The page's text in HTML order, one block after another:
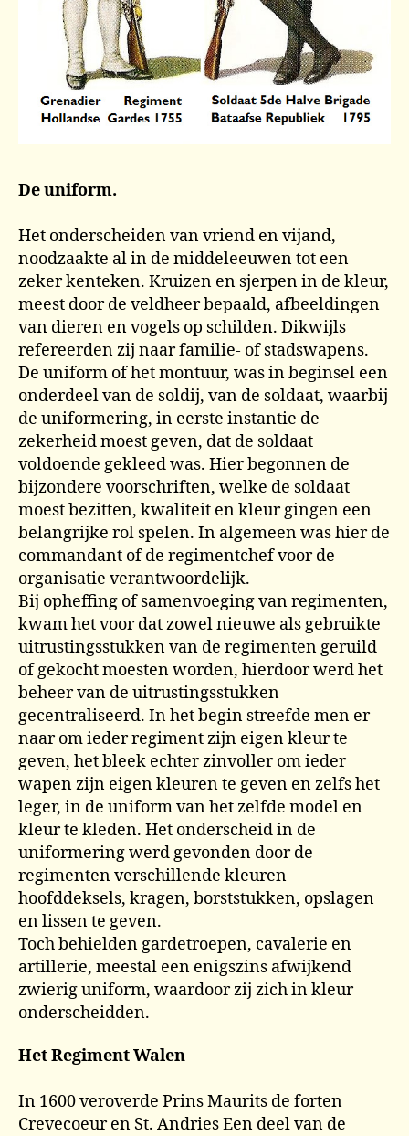
De uniform.
Het onderscheiden van vriend en vijand,
noodzaakte al in de middeleeuwen tot een
zeker kenteken. Kruizen en sjerpen in de kleur,
meest door de veldheer bepaald, afbeeldingen
van dieren en vogels op schilden. Dikwijls
refereerden zij naar familie- of stadswapens.
De uniform of het montuur, was in beginsel een
onderdeel van de soldij, van de soldaat, waarbij
de uniformering, in eerste instantie de
zekerheid moest geven, dat de soldaat
voldoende gekleed was. Hier begonnen de
bijzondere voorschriften, welke de soldaat
moest bezitten, kwaliteit en kleur gingen een
belangrijke rol spelen. In algemeen was hier de
commandant of de regimentchef voor de
organisatie verantwoordelijk.
Bij opheffing of samenvoeging van regimenten,
kwam het voor dat zowel nieuwe als gebruikte
uitrustingsstukken van de regimenten geruild
of gekocht moesten worden, hierdoor werd het
beheer van de uitrustingsstukken
gecentraliseerd. In het begin streefde men er
naar om ieder regiment zijn eigen kleur te
geven, het bleek echter zinvoller om ieder
wapen zijn eigen kleuren te geven en zelfs het
leger, in de uniform van het zelfde model en
kleur te kleden. Het onderscheid in de
uniformering werd gevonden door de
regimenten verschillende kleuren
hoofddeksels, kragen, borststukken, opslagen
en lissen te geven.
Toch behielden gardetroepen, cavalerie en
artillerie, meestal een enigszins afwijkend
zwierig uniform, waardoor zij zich in kleur
onderscheidden.
Het Regiment Walen
In 1600 veroverde Prins Maurits de forten
Crevecoeur en St. Andries Een deel van de